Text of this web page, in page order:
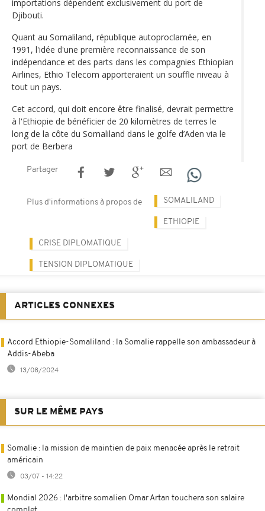
importations dépendent exclusivement du port de
Djibouti.
Quant au Somaliland, république autoproclamée, en
1991, l'idée d'une première reconnaissance de son
indépendance et des parts dans les compagnies Ethiopian
Airlines, Ethio Telecom apporteraient un souffle niveau à
tout un pays.
Cet accord, qui doit encore être finalisé, devrait permettre
à l'Ethiopie de bénéficier de 20 kilomètres de terres le
long de la côte du Somaliland dans le golfe d’Aden via le
port de Berbera
Partager
Plus d'informations à propos de SOMALILAND
ETHIOPIE
CRISE DIPLOMATIQUE
TENSION DIPLOMATIQUE
ARTICLES CONNEXES
Accord Ethiopie-Somaliland : la Somalie rappelle son ambassadeur à
Addis-Abeba
13/08/2024
SUR LE MÊME PAYS
Somalie : la mission de maintien de paix menacée après le retrait
américain
03/07 - 14:22
Mondial 2026 : l'arbitre somalien Omar Artan touchera son salaire